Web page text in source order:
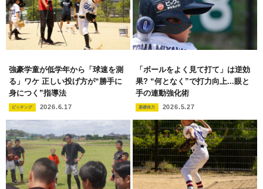
強豪学童が低学年から「球速を測
る」ワケ 正しい投げ方が“勝手に
身につく”指導法
ピッチング 2026.6.17
「ボールをよく見て打て」は逆効
果? “何となく”で打力向上...眼と
手の連動強化術
基礎体力 2026.5.27